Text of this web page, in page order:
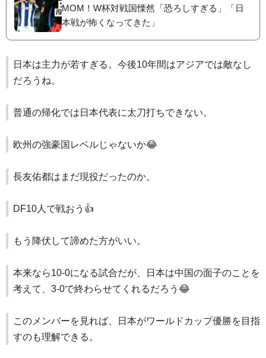
MOM！W杯対戦国慄然「恐ろしすぎる」「日
本戦が怖くなってきた」
日本は主力が若すぎる。今後10年間はアジアでは敵なし
だろうね。
普通の帰化では日本代表に太刀打ちできない。
欧州の強豪国レベルじゃないか😂
長友佑都はまだ現役だったのか。
DF10人で戦おう👍️
もう降伏して諦めた方がいい。
本来なら10-0になる試合だが、日本は中国の面子のことを
考えて、3-0で終わらせてくれるだろう😂
このメンバーを見れば、日本がワールドカップ優勝を目指
すのも理解できる。